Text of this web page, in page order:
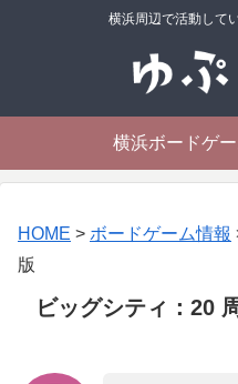
横浜周辺で活動して
横浜ボードゲ
HOME > ボードゲーム情報
版
ビッグシティ：20